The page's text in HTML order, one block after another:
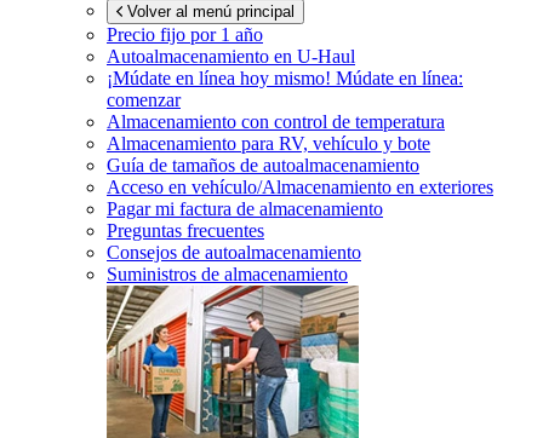
Volver al menú principal
Precio fijo por 1 año
Autoalmacenamiento en U-Haul
¡Múdate en línea hoy mismo! Múdate en línea:
comenzar
Almacenamiento con control de temperatura
Almacenamiento para RV, vehículo y bote
Guía de tamaños de autoalmacenamiento
Acceso en vehículo/Almacenamiento en exteriores
Pagar mi factura de almacenamiento
Preguntas frecuentes
Consejos de autoalmacenamiento
Suministros de almacenamiento